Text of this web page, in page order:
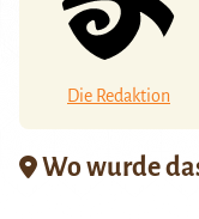
Die Redaktion
Wo wurde